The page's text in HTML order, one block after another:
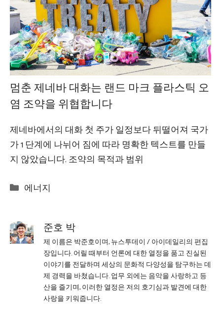
멈춘 제네바 대화는 랜드 마크 플라스틱 오
염 조약을 위협합니다
제네바에서의 대화 첫 주가 일정보다 뒤떨어져 국가
가 1 단계에 나뉘어 짐에 따라 명확한 텍스트를 만들
지 않았습니다. 조약의 목적과 범위
Categories
에너지
준호 박
제 이름은 박준호이며, 뉴스투데이 / 아이데일리의 편집
장입니다. 어릴 때부터 언론에 대한 열정을 품고 진실된
이야기를 전달하며 세상의 문화적 다양성을 탐구하는 데
제 경력을 바쳤습니다. 업무 외에는 음악을 사랑하고 등
산을 즐기며, 이러한 열정은 저의 호기심과 발견에 대한
사랑을 키워줍니다.